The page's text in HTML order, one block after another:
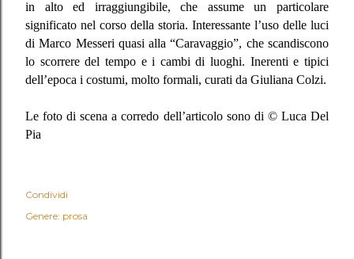
in alto ed irraggiungibile, che assume un particolare
significato nel corso della storia. Interessante l’uso delle luci
di Marco Messeri quasi alla “Caravaggio”, che scandiscono
lo scorrere del tempo e i cambi di luoghi. Inerenti e tipici
dell’epoca i costumi, molto formali, curati da Giuliana Colzi.
Le foto di scena a corredo dell’articolo sono di © Luca Del
Pia
Condividi
Genere: prosa